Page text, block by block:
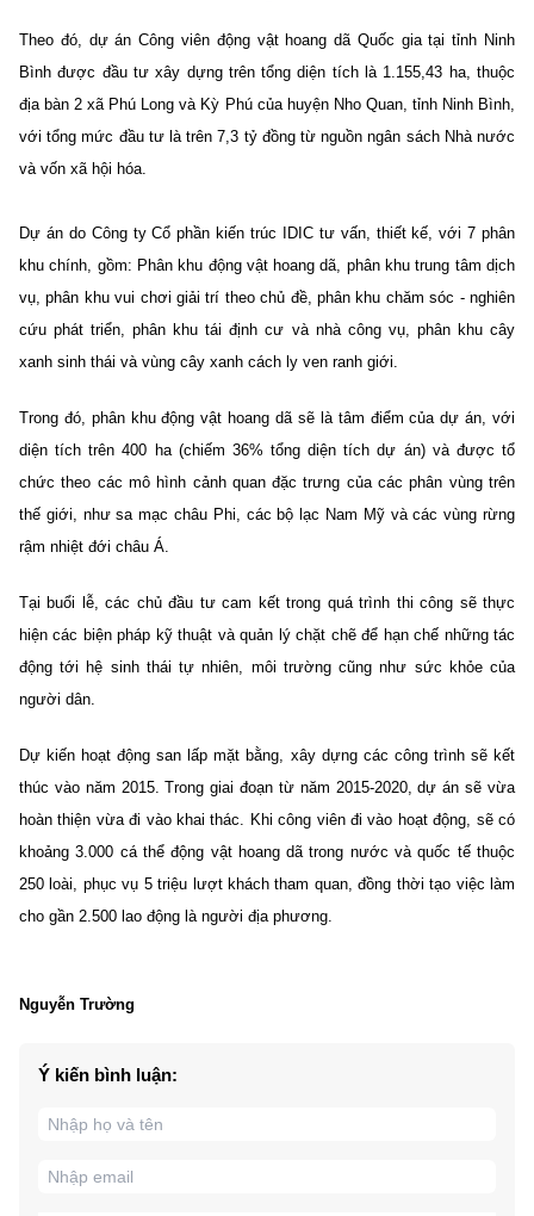
Theo đó, dự án Công viên động vật hoang dã Quốc gia tại tỉnh Ninh
Bình được đầu tư xây dựng trên tổng diện tích là 1.155,43 ha, thuộc
địa bàn 2 xã Phú Long và Kỳ Phú của huyện Nho Quan, tỉnh Ninh Bình,
với tổng mức đầu tư là trên 7,3 tỷ đồng từ nguồn ngân sách Nhà nước
và vốn xã hội hóa.
Dự án do Công ty Cổ phần kiến trúc IDIC tư vấn, thiết kế, với 7 phân
khu chính, gồm: Phân khu động vật hoang dã, phân khu trung tâm dịch
vụ, phân khu vui chơi giải trí theo chủ đề, phân khu chăm sóc - nghiên
cứu phát triển, phân khu tái định cư và nhà công vụ, phân khu cây
xanh sinh thái và vùng cây xanh cách ly ven ranh giới.
Trong đó, phân khu động vật hoang dã sẽ là tâm điểm của dự án, với
diện tích trên 400 ha (chiếm 36% tổng diện tích dự án) và được tổ
chức theo các mô hình cảnh quan đặc trưng của các phân vùng trên
thế giới, như sa mạc châu Phi, các bộ lạc Nam Mỹ và các vùng rừng
rậm nhiệt đới châu Á.
Tại buổi lễ, các chủ đầu tư cam kết trong quá trình thi công sẽ thực
hiện các biện pháp kỹ thuật và quản lý chặt chẽ để hạn chế những tác
động tới hệ sinh thái tự nhiên, môi trường cũng như sức khỏe của
người dân.
Dự kiến hoạt động san lấp mặt bằng, xây dựng các công trình sẽ kết
thúc vào năm 2015. Trong giai đoạn từ năm 2015-2020, dự án sẽ vừa
hoàn thiện vừa đi vào khai thác. Khi công viên đi vào hoạt động, sẽ có
khoảng 3.000 cá thể động vật hoang dã trong nước và quốc tế thuộc
250 loài, phục vụ 5 triệu lượt khách tham quan, đồng thời tạo việc làm
cho gần 2.500 lao động là người địa phương.
Nguyễn Trường
Ý kiến bình luận: